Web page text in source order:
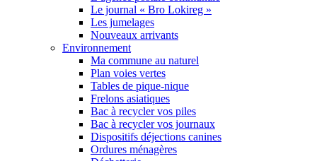
Le journal « Bro Lokireg »
Les jumelages
Nouveaux arrivants
Environnement
Ma commune au naturel
Plan voies vertes
Tables de pique-nique
Frelons asiatiques
Bac à recycler vos piles
Bac à recycler vos journaux
Dispositifs déjections canines
Ordures ménagères